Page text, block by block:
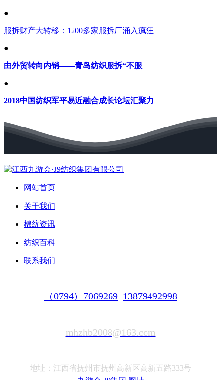
●
服拆财产大转移：1200多家服拆厂涌入疯狂
●
由外贸转向内销——青岛纺织服拆“不服
●
2018中国纺织军平易近融合成长论坛汇聚力
网站首页
关于我们
棉纺资讯
纺织百科
联系我们
（0794）7069269 13879492998
mhzhb2008@163.com
地址：江西省抚州市抚州高新区高新五路333号